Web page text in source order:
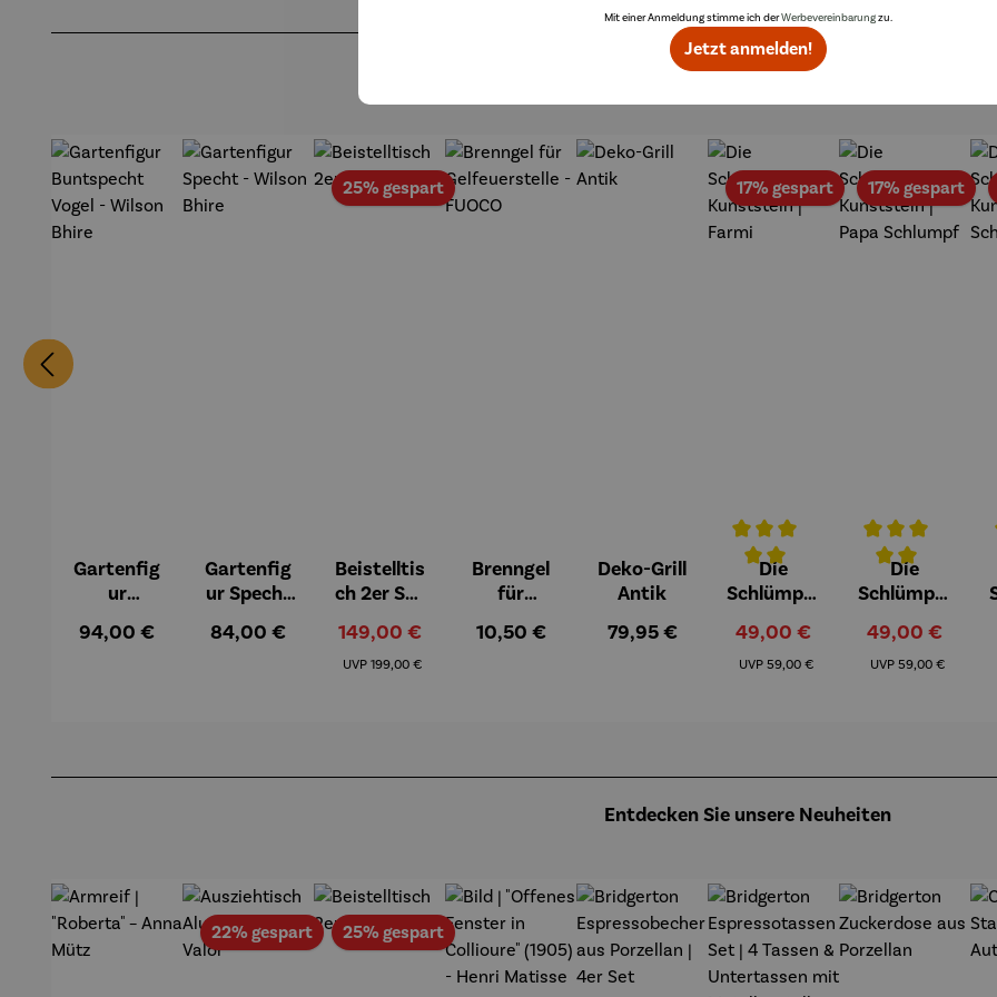
Topseller der Kategorie Gartenzubehör
Gartenfig
ur
t Vogel -
Regulärer Preis:
94,00 €
Gartenfig
ur Specht
Bhire
Regulärer Preis:
84,00 €
25% gespartRabatt
Beistelltis
ch 2er Set
Verkaufspreis:
149,00 €
UVP Regulärer Preis:
199,00 €
Brenngel
für
elle -
Regulärer Preis:
10,50 €
Deko-Grill
Antik
Regulärer Preis:
79,95 €
17% gespartRabatt
Durchschnittliche Bewertung von
Die
Schlümpfe
Kunststei
n | Farmi
Verkaufspreis:
49,00 €
UVP Regulärer Preis:
59,00 €
17% gespart
Die
Schlümpfe
Kunststei
n | Papa
Verkaufspreis:
49,00 €
UVP Regulärer Preis:
59,00 €
Entdecken Sie unsere Neuheiten
22% gespartRabatt25% gespartRabatt
Mit einer Anmeldung stimme ich derWerbevereinbarungzu.
Jetzt anmelden!